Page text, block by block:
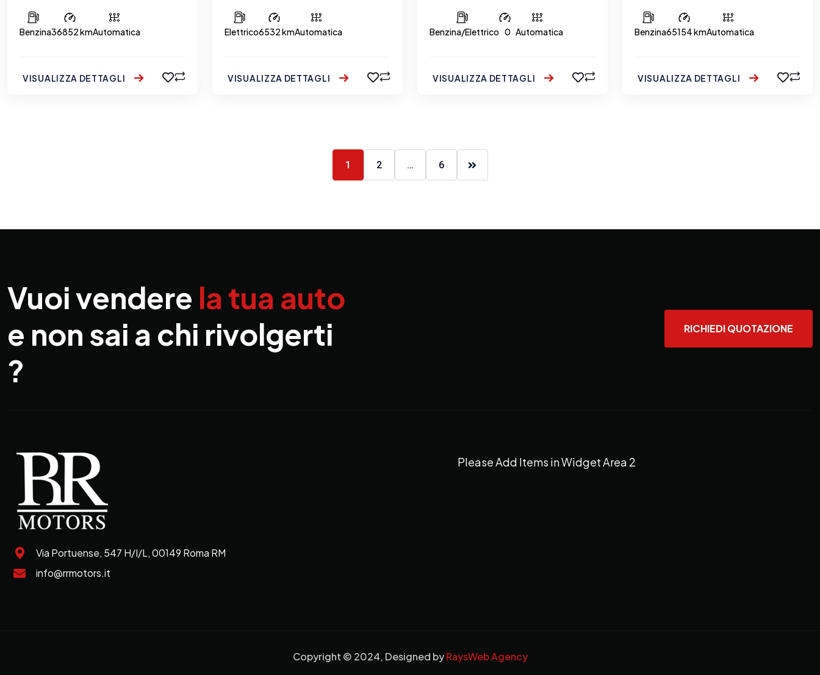
Benzina36852 kmAutomatica
VISUALIZZA DETTAGLI
Elettrico6532 kmAutomatica
VISUALIZZA DETTAGLI
Benzina/Elettrico 0 Automatica
VISUALIZZA DETTAGLI
Benzina65154 kmAutomatica
VISUALIZZA DETTAGLI
1 2 … 6
Vuoi vendere la tua auto
e non sai a chi rivolgerti
?
RICHIEDI QUOTAZIONE
Via Portuense, 547 H/I/L, 00149 Roma RM
info@rrmotors.it
Please Add Items in Widget Area 2
Copyright © 2024, Designed byRaysWeb Agency